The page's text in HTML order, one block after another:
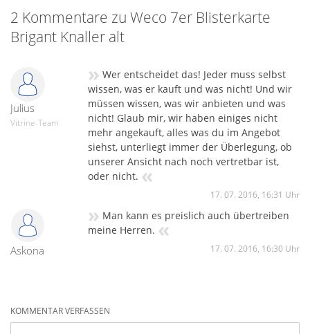
2 Kommentare zu Weco 7er Blisterkarte
Brigant Knaller alt
Julius
Vitrine-Team
» Wer entscheidet das! Jeder muss selbst
wissen, was er kauft und was nicht! Und wir
müssen wissen, was wir anbieten und was
nicht! Glaub mir, wir haben einiges nicht
mehr angekauft, alles was du im Angebot
siehst, unterliegt immer der Überlegung, ob
unserer Ansicht nach noch vertretbar ist,
oder nicht. «
17. 07. 2016, 16:31 Uhr
Askona
» Man kann es preislich auch übertreiben
meine Herren. «
17. 07. 2016, 16:30 Uhr
KOMMENTAR VERFASSEN